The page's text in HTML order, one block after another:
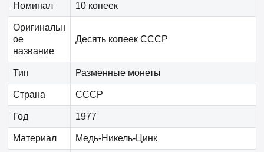
Номинал 10 копеек
Оригинальн
ое
название
Десять копеек СССР
Тип Разменные монеты
Страна СССР
Год 1977
Материал Медь-Никель-Цинк